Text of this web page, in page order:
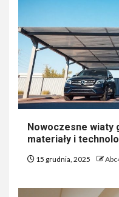
Nowoczesne wiaty
materiały i
15 grudnia, 2025